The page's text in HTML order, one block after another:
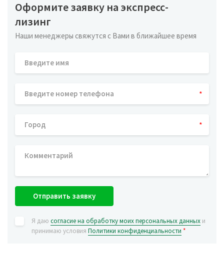
Оформите заявку на экспресс-
лизинг
Наши менеджеры свяжутся с Вами в ближайшее время
*
*
Отправить заявку
Я даю согласие на обработку моих персональных данных и
принимаю условия Политики конфиденциальности *